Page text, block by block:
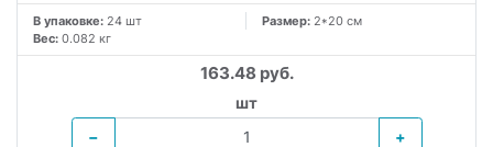
В упаковке: 24 шт Размер: 2*20 см
Вес: 0.082 кг
163.48 руб.
шт
−
+